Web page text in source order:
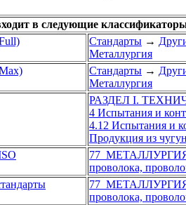
в следующие
Стандарты →
Металлургия
Стандарты →
Металлургия
РАЗДЕЛ I.
4 Испытания и
4.12 Испытания и
Продукция из
77
проволока,
77
проволока,